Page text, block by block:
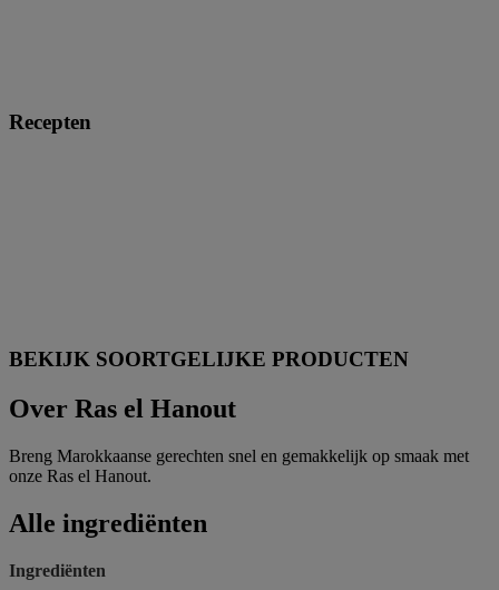
Recepten
BEKIJK SOORTGELIJKE PRODUCTEN
Over Ras el Hanout
Breng Marokkaanse gerechten snel en gemakkelijk op smaak met
onze Ras el Hanout.
Alle ingrediënten
Ingrediënten